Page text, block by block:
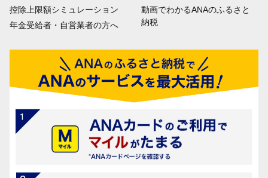
控除上限額シミュレーション
年金受給者・自営業者の方へ
動画でわかるANAのふるさと
納税